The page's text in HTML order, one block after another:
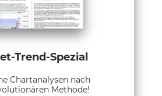
Trend-Spezial
Chartanalysen nach
Methode!